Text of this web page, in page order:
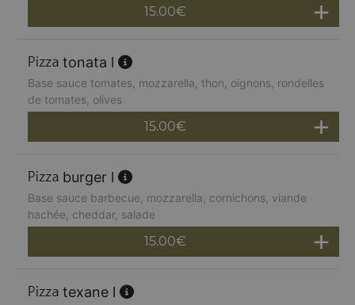
15.00€
tonata l
Base sauce tomates, mozzarella, thon, oignons, rondelles
de tomates, olives
15.00€
burger l
Base sauce barbecue, mozzarella, cornichons, viande
hachée, cheddar, salade
15.00€
texane l